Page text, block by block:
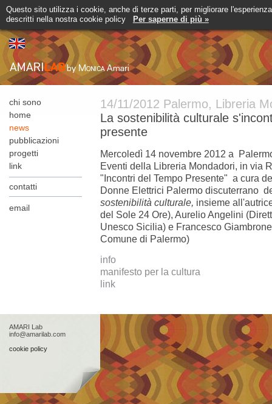
Questo sito utilizza i cookie, anche di terze parti, per migliorare
descritti nella nostra cookie policy
Per saperne di più »
chi sono
home
news
pubblicazioni
progetti
link
contatti
email
14/11/2012 Palermo, Libreria
La sostenibilità culturale
presente
Mercoledì 14 novembre 2012 a
Eventi della Libreria Mondadori, in via
"Incontri del Tempo Presente" a cura
Donne Elettrici Palermo discuterrano
sostenibilità culturale, insieme
del Sole 24 Ore), Aurelio Angelini
Unesco Sicilia) e Francesco
Comune di Palermo)
info
manifesto per la cultura
link
AMARI Lab
info@amarilab.com
cookie policy